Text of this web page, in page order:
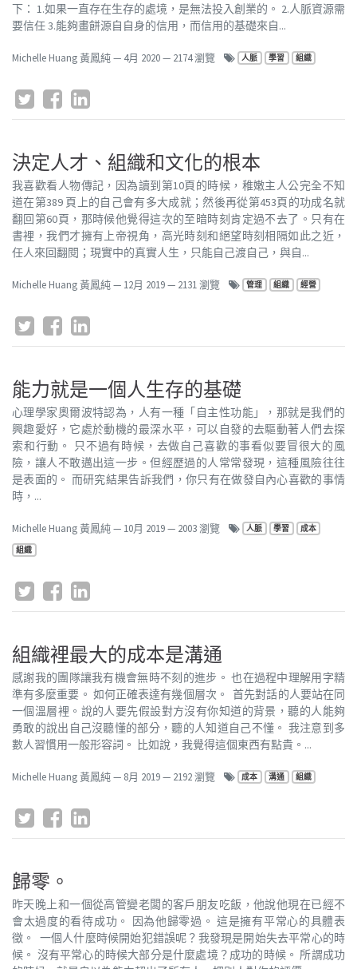
下： 1.如果一直存在生存的處境，是無法投入創業的。 2.人脈資源需
要信任 3.能夠畫餅源自自身的信用，而信用的基礎來自...
Michelle Huang 黃鳳純— 4月 2020— 2174 瀏覽 人脈 學習 組織
決定人才、組織和文化的根本
我喜歡看人物傳記，因為讀到第10頁的時候，稚嫩主人公完全不知
道在第389 頁上的自己會有多大成就；然後再從第453頁的功成名就
翻回第60頁，那時候他覺得這次的至暗時刻肯定過不去了。只有在
書裡，我們才擁有上帝視角，高光時刻和絕望時刻相隔如此之近，
任人來回翻閱；現實中的真實人生，只能自己渡自己，與自...
Michelle Huang 黃鳳純— 12月 2019— 2131 瀏覽 管理 組織 經營
能力就是一個人生存的基礎
心理學家奧爾波特認為，人有一種「自主性功能」，那就是我們的
興趣愛好，它處於動機的最深水平，可以自發的去驅動著人們去探
索和行動。 只不過有時候，去做自己喜歡的事看似要冒很大的風
險，讓人不敢邁出這一步。但經歷過的人常常發現，這種風險往往
是表面的。 而研究結果告訴我們，你只有在做發自內心喜歡的事情
時，...
Michelle Huang 黃鳳純— 10月 2019— 2003 瀏覽 人脈 學習 成本
組織
組織裡最大的成本是溝通
感謝我的團隊讓我有機會無時不刻的進步。 也在過程中理解用字精
準有多麼重要。 如何正確表達有幾個層次。 首先對話的人要站在同
一個溫層裡。說的人要先假設對方沒有你知道的背景，聽的人能夠
勇敢的說出自己沒聽懂的部分，聽的人知道自己不懂。 我注意到多
數人習慣用一般形容詞。 比如說，我覺得這個東西有點貴。...
Michelle Huang 黃鳳純— 8月 2019— 2192 瀏覽 成本 溝通 組織
歸零。
昨天晚上和一個從高管變老闆的客戶朋友吃飯，他說他現在已經不
會太過度的看待成功。 因為他歸零過。 這是擁有平常心的具體表
徵。 一個人什麼時候開始犯錯誤呢？我發現是開始失去平常心的時
候。 沒有平常心的時候大部分是什麼處境？成功的時候。 所謂成功